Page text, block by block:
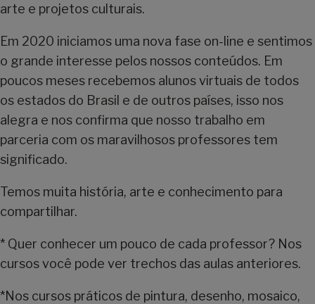
arte e projetos culturais.
Em 2020 iniciamos uma nova fase on-line e sentimos
o grande interesse pelos nossos conteúdos. Em
poucos meses recebemos alunos virtuais de todos
os estados do Brasil e de outros países, isso nos
alegra e nos confirma que nosso trabalho em
parceria com os maravilhosos professores tem
significado.
Temos muita história, arte e conhecimento para
compartilhar.
* Quer conhecer um pouco de cada professor? Nos
cursos você pode ver trechos das aulas anteriores.
*Nos cursos práticos de pintura, desenho, mosaico,